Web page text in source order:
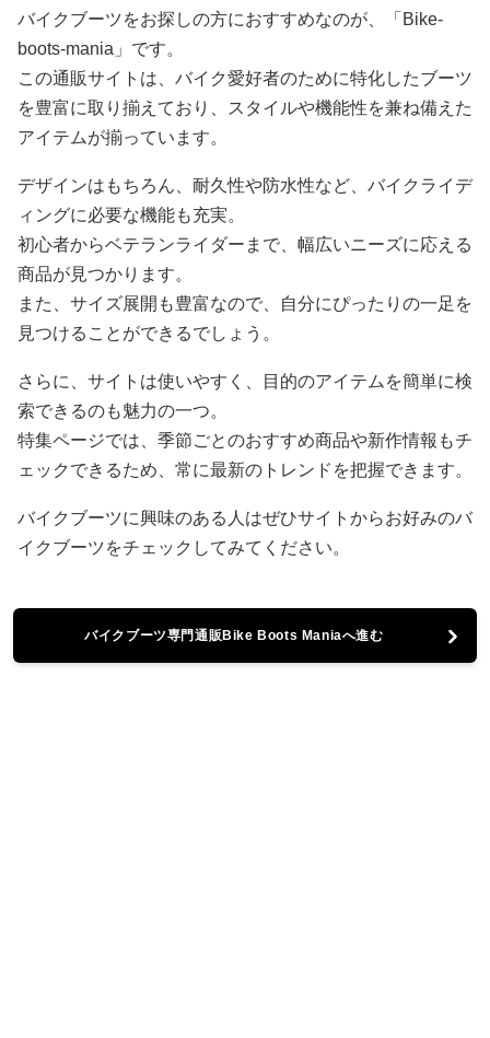
バイクブーツをお探しの方におすすめなのが、「Bike-
boots-mania」です。
この通販サイトは、バイク愛好者のために特化したブーツ
を豊富に取り揃えており、スタイルや機能性を兼ね備えた
アイテムが揃っています。
デザインはもちろん、耐久性や防水性など、バイクライデ
ィングに必要な機能も充実。
初心者からベテランライダーまで、幅広いニーズに応える
商品が見つかります。
また、サイズ展開も豊富なので、自分にぴったりの一足を
見つけることができるでしょう。
さらに、サイトは使いやすく、目的のアイテムを簡単に検
索できるのも魅力の一つ。
特集ページでは、季節ごとのおすすめ商品や新作情報もチ
ェックできるため、常に最新のトレンドを把握できます。
バイクブーツに興味のある人はぜひサイトからお好みのバ
イクブーツをチェックしてみてください。
バイクブーツ専門通販Bike Boots Maniaへ進む